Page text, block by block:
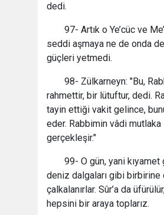
dedi.
97- Artık o Ye’cüc ve
seddi aşmaya ne de onda
güçleri yetmedi.
98- Zülkarneyn: "Bu,
rahmettir, bir lütuftur, dedi.
tayin ettiği vakit gelince,
eder. Rabbimin vâdi mutlaka
gerçekleşir."
99- O gün, yani kıyamet
deniz dalgaları gibi birbirine
çalkalanırlar. Sûr’a da
hepsini bir araya toplarız.